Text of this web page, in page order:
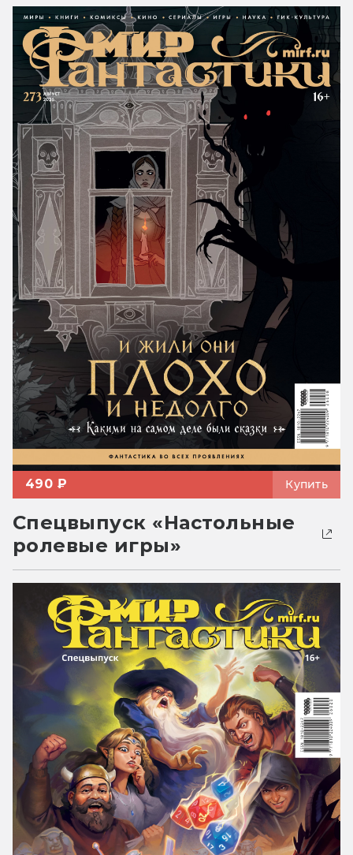
490 ₽ Купить
Спецвыпуск «Настольные
ролевые игры»